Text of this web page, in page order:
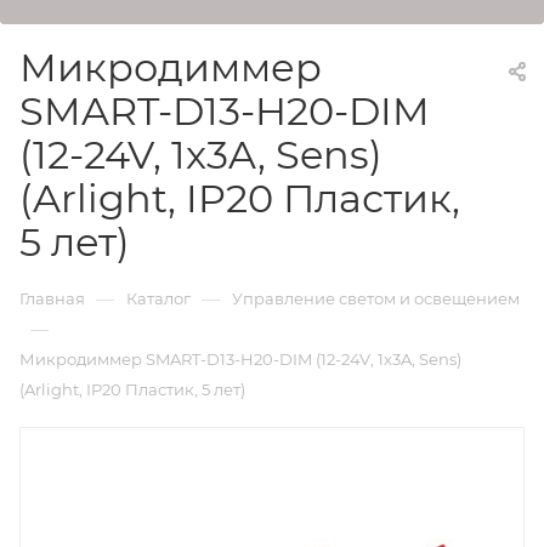
Микродиммер
SMART-D13-H20-DIM
(12-24V, 1x3A, Sens)
(Arlight, IP20 Пластик,
5 лет)
Главная — Каталог — Управление светом и освещением
—
Микродиммер SMART-D13-H20-DIM (12-24V, 1x3A, Sens)
(Arlight, IP20 Пластик, 5 лет)